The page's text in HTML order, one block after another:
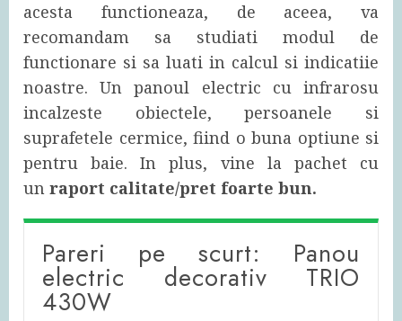
acesta functioneaza, de aceea, va
recomandam sa studiati modul de
functionare si sa luati in calcul si indicatiie
noastre. Un panoul electric cu infrarosu
incalzeste obiectele, persoanele si
suprafetele cermice, fiind o buna optiune si
pentru baie. In plus, vine la pachet cu
un raport calitate/pret foarte bun.
Pareri pe scurt: Panou
electric decorativ TRIO
430W